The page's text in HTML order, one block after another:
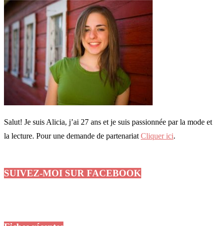
Salut! Je suis Alicia, j’ai 27 ans et je suis passionnée par la mode et
la lecture. Pour une demande de partenariat Cliquer ici.
SUIVEZ-MOI SUR FACEBOOK